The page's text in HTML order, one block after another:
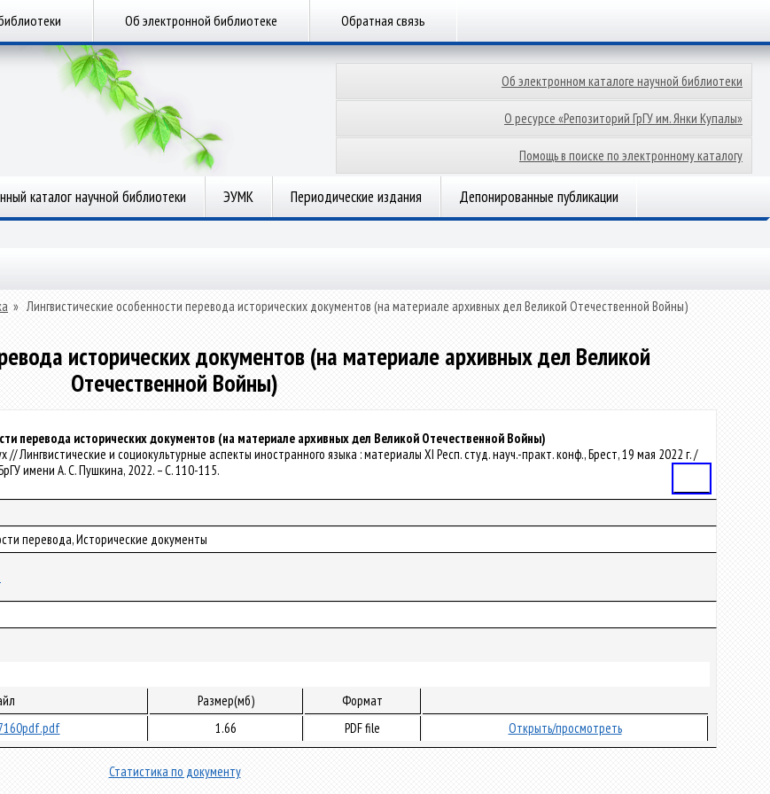
Об электронной библиотеке Обратная связь
Об электронном каталоге научной библиотеки
О ресурсе «Репозиторий ГрГУ им. Янки Купалы»
Помощь в поиске по электронному каталогу
каталог научной библиотеки ЭУМК Периодические издания Депонированные публикации
» Лингвистические особенности перевода исторических документов (на материале архивных дел Великой Отечественной Войны)
исторических документов (на материале архивных дел Великой
Отечественной Войны)
перевода исторических документов (на материале архивных дел Великой Отечественной Войны)
// Лингвистические и социокультурные аспекты иностранного языка : материалы XI Респ. студ. науч.-практ. конф., Брест, 19 мая 2022 г. /
имени А. С. Пушкина, 2022. – С. 110-115.
перевода, Исторические документы
Размер(мб)
Формат
1.66 PDF file Открыть/просмотреть
Статистика по документу